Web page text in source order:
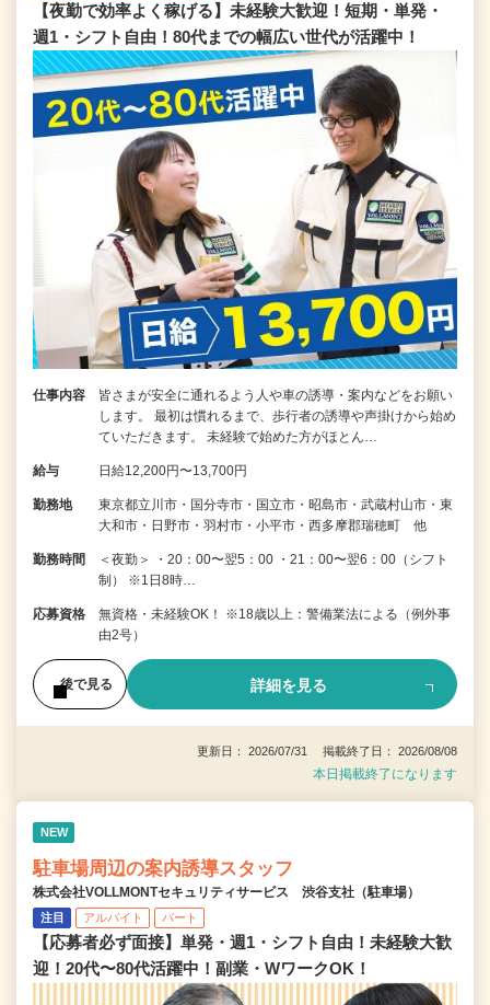
【夜勤で効率よく稼げる】未経験大歓迎！短期・単発・
週1・シフト自由！80代までの幅広い世代が活躍中！
仕事内容
皆さまが安全に通れるよう人や車の誘導・案内などをお願い
します。 最初は慣れるまで、歩行者の誘導や声掛けから始め
ていただきます。 未経験で始めた方がほとん…
給与 日給12,200円〜13,700円
勤務地
東京都立川市・国分寺市・国立市・昭島市・武蔵村山市・東
大和市・日野市・羽村市・小平市・西多摩郡瑞穂町 他
勤務時間
＜夜勤＞ ・20：00〜翌5：00 ・21：00〜翌6：00（シフト
制） ※1日8時…
応募資格
無資格・未経験OK！ ※18歳以上：警備業法による（例外事
由2号）
後で見る 詳細を見る
更新日： 2026/07/31 掲載終了日： 2026/08/08
本日掲載終了になります
NEW
駐車場周辺の案内誘導スタッフ
株式会社VOLLMONTセキュリティサービス 渋谷支社（駐車場）
注目 アルバイト パート
【応募者必ず面接】単発・週1・シフト自由！未経験大歓
迎！20代〜80代活躍中！副業・WワークOK！